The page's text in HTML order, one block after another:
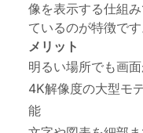
像を表示する仕組
ているのが特徴です
メリット
明るい場所でも画
4K解像度の大型モ
能